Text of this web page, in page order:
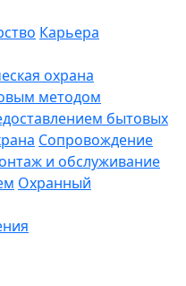
Карьера
охрана
методом
бытовых
Сопровождение
и обслуживание
Охранный